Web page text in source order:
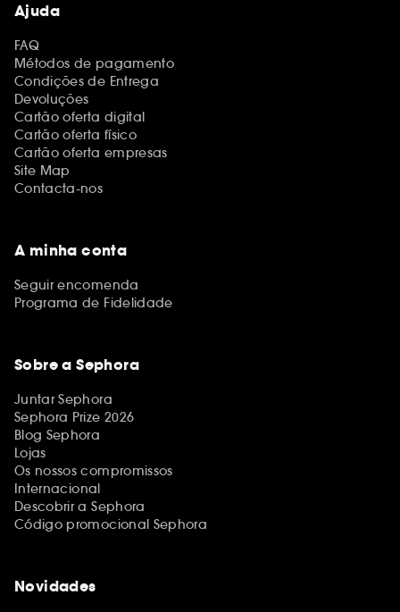
Ajuda
FAQ
Métodos de pagamento
Condições de Entrega
Devoluções
Cartão oferta digital
Cartão oferta físico
Cartão oferta empresas
Site Map
Contacta-nos
A minha conta
Seguir encomenda
Programa de Fidelidade
Sobre a Sephora
Juntar Sephora
Sephora Prize 2026
Blog Sephora
Lojas
Os nossos compromissos
Internacional
Descobrir a Sephora
Código promocional Sephora
Novidades